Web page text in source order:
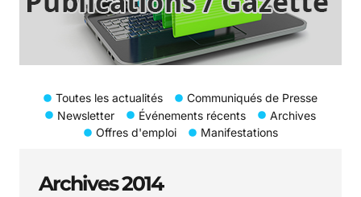
Toutes les actualités
Communiqués de Presse
Newsletter
Événements récents
Archives
Offres d'emploi
Manifestations
Archives 2014